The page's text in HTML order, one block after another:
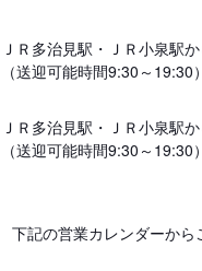
ＪＲ多治見駅・ＪＲ小泉駅
（送迎可能時間9:30～19:30）
ＪＲ多治見駅・ＪＲ小泉駅
（送迎可能時間9:30～19:30）
下記の営業カレンダーから